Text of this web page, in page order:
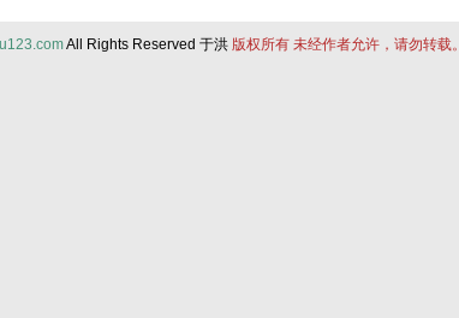
All Rights Reserved 于洪 版权所有 未经作者允许，请勿转载。